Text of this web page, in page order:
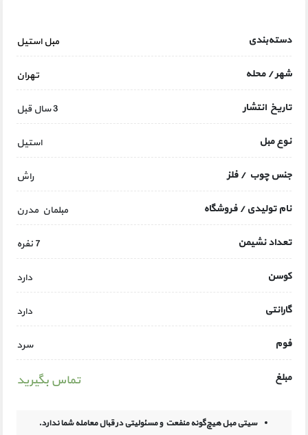
دسته‌بندی مبل استیل
شهر / محله تهران
تاریخ انتشار 3 سال قبل
نوع مبل استیل
جنس چوب / فلز راش
نام تولیدی / فروشگاه مبلمان مدرن
تعداد نشیمن 7 نفره
کوسن دارد
گارانتی دارد
فوم سرد
مبلغ تماس بگیرید
سیتی مبل هیچ‌گونه منفعت و مسئولیتی درقبال معامله شما ندارد.